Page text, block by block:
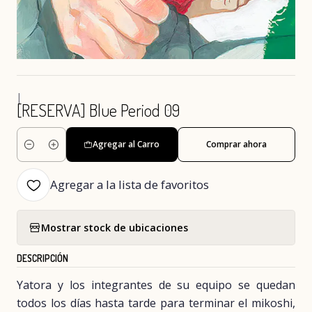
|
[RESERVA] Blue Period 09
Cantidad
Agregar al Carro Comprar ahora
Agregar a la lista de favoritos
Mostrar stock de ubicaciones
DESCRIPCIÓN
Yatora y los integrantes de su equipo se quedan
todos los días hasta tarde para terminar el mikoshi,